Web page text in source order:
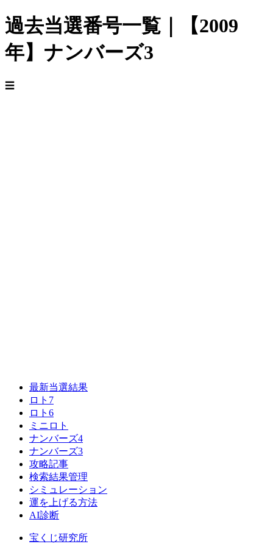
過去当選番号一覧｜【2009
年】ナンバーズ3
☰
最新当選結果
ロト7
ロト6
ミニロト
ナンバーズ4
ナンバーズ3
攻略記事
検索結果管理
シミュレーション
運を上げる方法
AI診断
宝くじ研究所